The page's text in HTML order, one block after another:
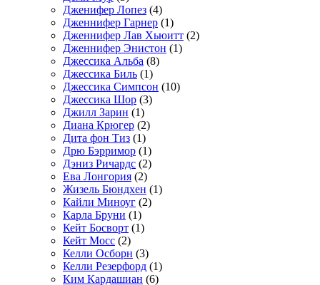
Дженифер Лопез (4)
Дженнифер Гарнер (1)
Дженнифер Лав Хьюитт (2)
Дженнифер Энистон (1)
Джессика Альба (8)
Джессика Биль (1)
Джессика Симпсон (10)
Джессика Шор (3)
Джилл Зарин (1)
Диана Крюгер (2)
Дита фон Тиз (1)
Дрю Бэрримор (1)
Дэниз Ричардс (2)
Ева Лонгория (2)
Жизель Бюндхен (1)
Кайли Миноуг (2)
Карла Бруни (1)
Кейт Босворт (1)
Кейт Мосс (2)
Келли Осборн (3)
Келли Резерфорд (1)
Ким Кардашиан (6)